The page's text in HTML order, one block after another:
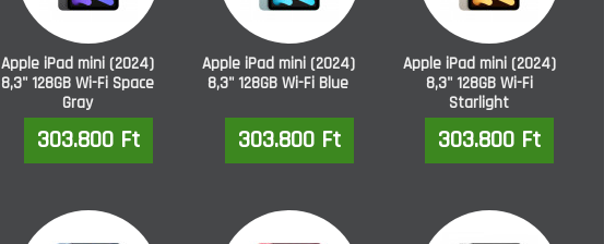
Apple iPad mini (2024)
8,3" 128GB Wi-Fi Space
Gray
303.800 Ft
Apple iPad mini (2024)
8,3" 128GB Wi-Fi Blue
303.800 Ft
Apple iPad mini (2024)
8,3" 128GB Wi-Fi
Starlight
303.800 Ft